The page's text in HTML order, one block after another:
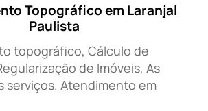
Topográfico em Laranjal
Paulista
topográfico, Cálculo de
de Imóveis, As
serviços. Atendimento em